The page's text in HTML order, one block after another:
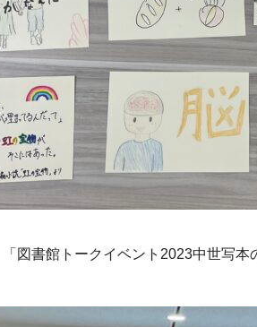
図書館トークイベント2023中世写